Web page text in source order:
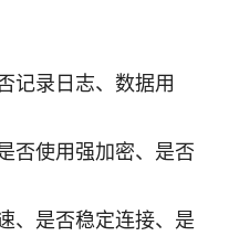
记录日志、数据用
否使用强加密、是否
、是否稳定连接、是